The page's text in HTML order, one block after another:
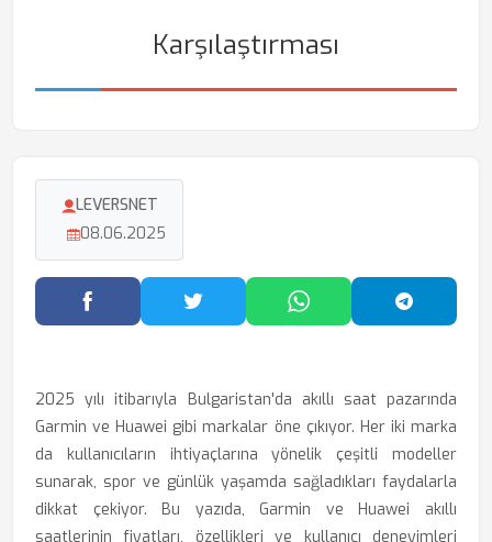
Karşılaştırması
LEVERSNET
08.06.2025
Facebook'ta PaylaşTwitter'da PaylaşWhatsApp'ta Paylaş
2025 yılı itibarıyla Bulgaristan'da akıllı saat pazarında
Garmin ve Huawei gibi markalar öne çıkıyor. Her iki marka
da kullanıcıların ihtiyaçlarına yönelik çeşitli modeller
sunarak, spor ve günlük yaşamda sağladıkları faydalarla
dikkat çekiyor. Bu yazıda, Garmin ve Huawei akıllı
saatlerinin fiyatları, özellikleri ve kullanıcı deneyimleri